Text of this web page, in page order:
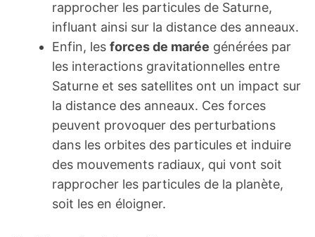
rapprocher les particules de Saturne,
influant ainsi sur la distance des anneaux.
Enfin, les forces de marée générées par
les interactions gravitationnelles entre
Saturne et ses satellites ont un impact sur
la distance des anneaux. Ces forces
peuvent provoquer des perturbations
dans les orbites des particules et induire
des mouvements radiaux, qui vont soit
rapprocher les particules de la planète,
soit les en éloigner.